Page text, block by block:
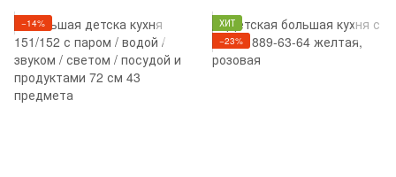
−14%
ХИТ
−23%